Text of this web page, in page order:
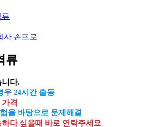
류
사 손프로
류
니다.
우 24시간 출동
격
을 바탕으로 문제해결
다 싶을때 바로 연락주세요